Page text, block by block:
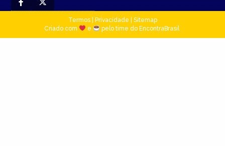
Termos| Privacidade
Sitemap
Criado com
e pelo time do EncontraBrasil